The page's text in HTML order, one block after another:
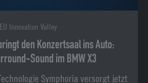
EU Innovation Valley
den Konzertsaal ins Auto:
Sound im BMW X3
Symphoria versorgt jetzt